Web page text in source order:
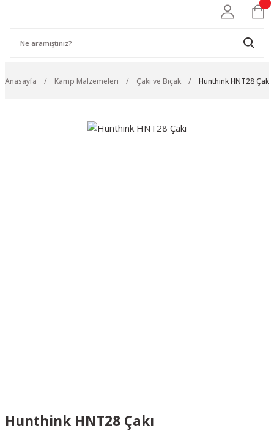
Anasayfa Kamp Malzemeleri Çakı ve Bıçak Hunthink HNT28 Çakı
Hunthink HNT28 Çakı